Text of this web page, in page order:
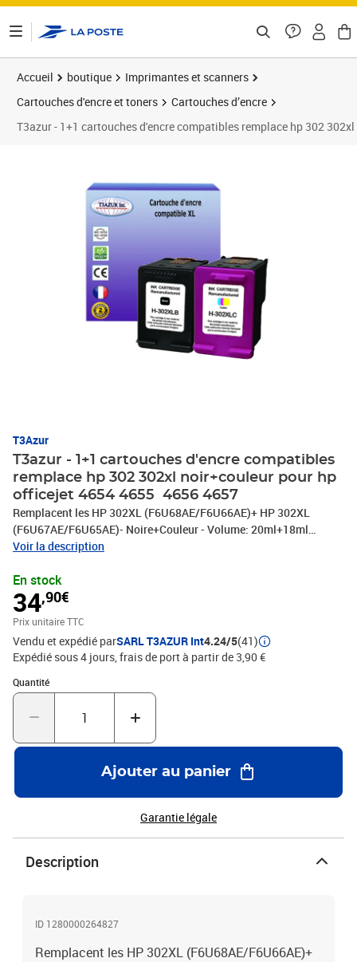
Accueil boutique
Imprimantes et scanners
Cartouches d'encre et toners
Cartouches d’encre
T3azur - 1+1 cartouches d'encre compatibles remplace hp 302
T3Azur
T3azur - 1+1 cartouches d'encre compatibles
remplace hp 302 302xl noir+couleur pour hp
officejet 4654 4655 4656 4657
Remplacent les HP 302XL (F6U68AE/F6U66AE)+ HP 302XL
(F6U67AE/F6U65AE)- Noire+Couleur - Volume: 20ml+18ml
(Haute Capacité) avec un rendement de 5% , repondent à toutes les
T3AZUR
Voir la description
En stock
34,90€
Prix unitaire TTC
Vendu et expédié parSARL T3AZUR Int4.24/5(41)
Expédié sous 4 jours, frais de port à partir de 3,90 €
Quantité
Quantité : 1
Ajouter au panier
Garantie légale
Description
ID 1280000264827
Remplacent les HP 302XL (F6U68AE/F6U66AE)+